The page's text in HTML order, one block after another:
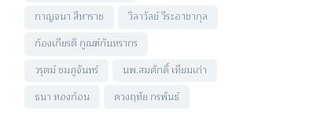
กาญจนา สีหาราช
วิลาวัลย์ วีระอาชากุล
ก้องเกียรติ กูณฑ์กันทรากร
วรุตม์ ชมภูจันทร์
นพ.สมศักดิ์ เทียมเก่า
ธนา ทองก้อน
ดวงฤทัย กรพันธ์